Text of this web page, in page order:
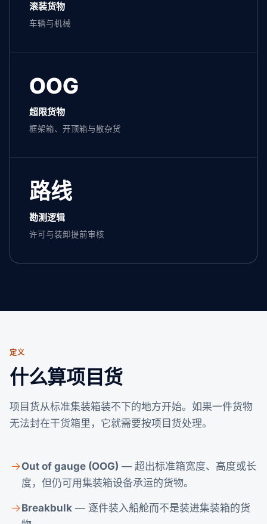
滚装货物
车辆与机械
OOG
超限货物
框架箱、开顶箱与散杂货
路线
勘测逻辑
许可与装卸提前审核
定义
什么算项目货
项目货从标准集装箱装不下的地方开始。如果一件货物
无法封在干货箱里，它就需要按项目货处理。
Out of gauge (OOG) — 超出标准箱宽度、高度或长
度，但仍可用集装箱设备承运的货物。
Breakbulk — 逐件装入船舱而不是装进集装箱的货